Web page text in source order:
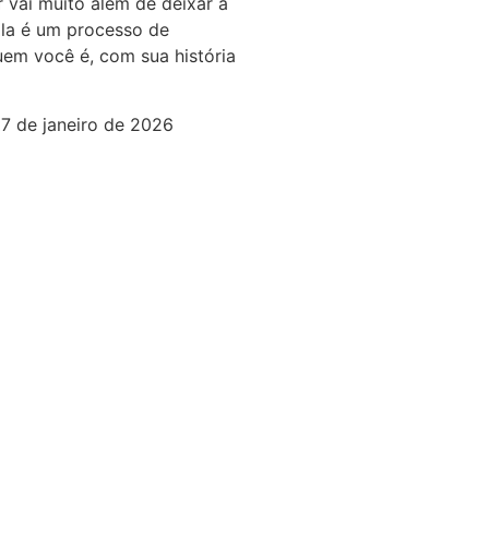
é um processo de
você é, com sua história
de janeiro de 2026